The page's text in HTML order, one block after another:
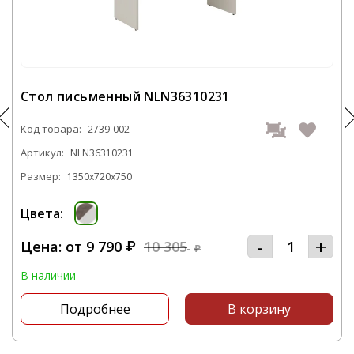
заказ Тумба под оргтехнику - 2739-021 и это
не займет у вас большого количества
С нашей компании вы получите
качественную мебель в самые короткие
сроки.
или посетите наш офис, который
располагается по адресу: г. Новосибирск,
ул.Толмачевская, д. 19 к. 10
Стол письменный NLN36310231
Код товара: 2739-002
Артикул: NLN36310231
Размер: 1350x720x750
Цвета:
Цена: от 9 790 ₽ 10 305 ₽ - +
В наличии
Подробнее В корзину